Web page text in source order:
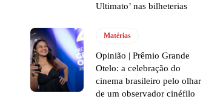
Ultimato’ nas bilheterias
Matérias
Opinião | Prêmio Grande
Otelo: a celebração do
cinema brasileiro pelo olhar
de um observador cinéfilo